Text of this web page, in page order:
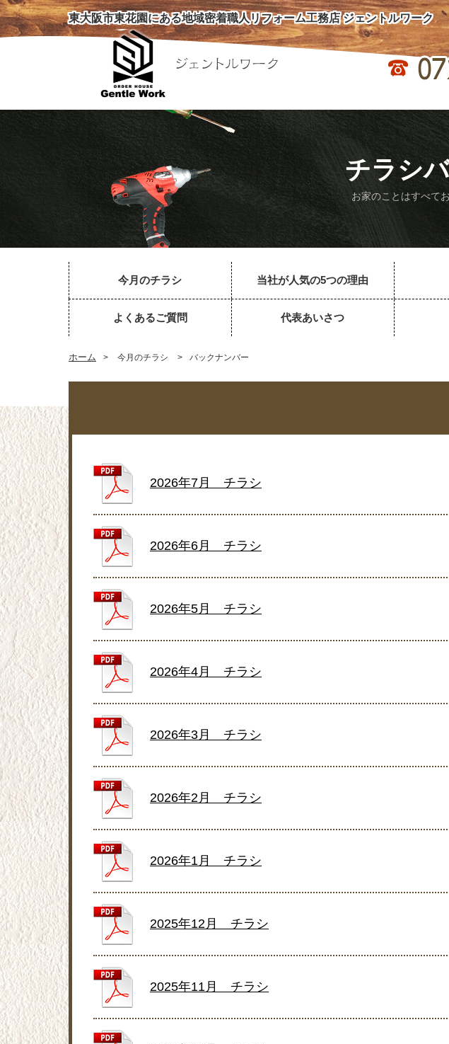
東大阪市東花園にある地域密着職人リフォーム工務店 ジェントルワーク
チラシ
お家のことはすべて
今月のチラシ 当社が人気の5つの理由
よくあるご質問 代表あいさつ
ホーム > 今月のチラシ > バックナンバー
2026年7月 チラシ
2026年6月 チラシ
2026年5月 チラシ
2026年4月 チラシ
2026年3月 チラシ
2026年2月 チラシ
2026年1月 チラシ
2025年12月 チラシ
2025年11月 チラシ